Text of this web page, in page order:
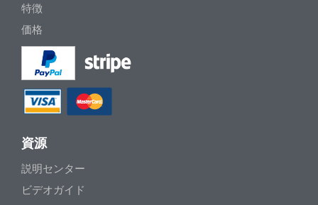
特徴
価格
資源
説明センター
ビデオガイド